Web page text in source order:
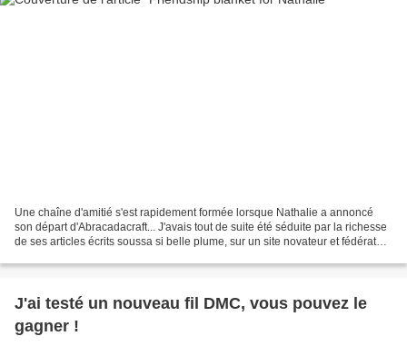
Une chaîne d'amitié s'est rapidement formée lorsque Nathalie a annoncé
son départ d'Abracadacraft... J'avais tout de suite été séduite par la richesse
de ses articles écrits soussa si belle plume, sur un site novateur et fédérateur
J'ai testé un nouveau fil DMC, vous pouvez le
gagner !